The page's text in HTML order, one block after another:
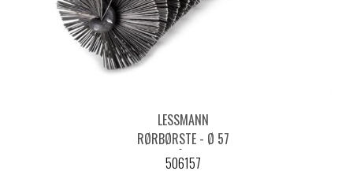
LESSMANN
RØRBØRSTE - Ø 57
MM STÅL 0,35 -
506157